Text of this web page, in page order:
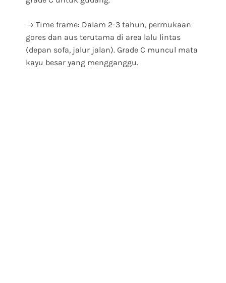
→ Time frame: Dalam 2-3 tahun, permukaan
gores dan aus terutama di area lalu lintas
(depan sofa, jalur jalan). Grade C muncul mata
kayu besar yang mengganggu.